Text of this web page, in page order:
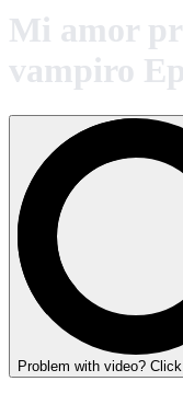
Mi amor
vampiro
Problem with video?